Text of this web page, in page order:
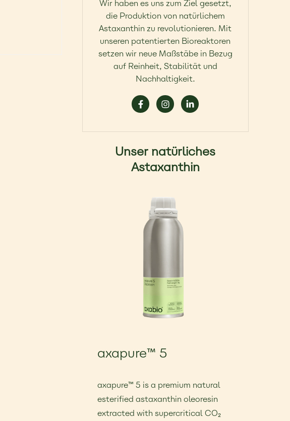
Wir haben es uns zum Ziel gesetzt,
die Produktion von natürlichem
Astaxanthin zu revolutionieren. Mit
unseren patentierten Bioreaktoren
setzen wir neue Maßstäbe in Bezug
auf Reinheit, Stabilität und
Nachhaltigkeit.
Unser natürliches
Astaxanthin
axapure™ 5
axapure™ 5 is a premium natural
esterified astaxanthin oleoresin
extracted with supercritical CO₂